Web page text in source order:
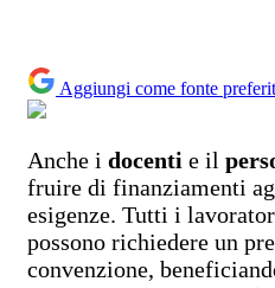
Aggiungi come fonte
Anche i docenti e il
fruire di finanziamenti
esigenze. Tutti i
possono richiedere un
convenzione,